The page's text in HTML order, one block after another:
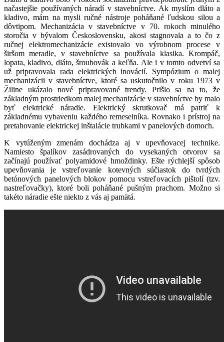
načastejšie používaných náradí v stavebníctve. Ak myslím dláto a
kladivo, mám na mysli ručné nástroje poháňané ľudskou silou a
dôvtipom. Mechanizácia v stavebníctve v 70. rokoch minulého
storočia v bývalom Československu, akosi stagnovala a to čo z
ručnej elektromechanizácie existovalo vo výrobnom procese v
širšom meradle, v stavebníctve sa používala klasika. Krompáč,
lopata, kladivo, dláto, šroubovák a keľňa. Ale i v tomto odvetví sa
už pripravovala rada elektrických inovácií. Sympózium o malej
mechanizácii v stavebníctve, ktoré sa uskutočnilo v roku 1973 v
Žiline ukázalo nové pripravované trendy. Prišlo sa na to, že
základným prostriedkom malej mechanizácie v stavebníctve by malo
byť elektrické náradie. Elektrický skrutkovač má patriť k
základnému vybaveniu každého remeselníka. Rovnako i prístroj na
pretahovanie elektrickej inštalácie trubkami v panelových domoch.
K vytúženým zmenám dochádza aj v upevňovacej technike.
Namiesto špalíkov zasádrovaných do vysekaných otvorov sa
začínajú používať polyamidové hmoždinky. Ešte rýchlejší spôsob
upevňovania je vstreľovanie kotevných súčiastok do tvrdých
betónových panelových blokov pomocu vstreľovacích pištolí (tzv.
nastreľovačky), ktoré boli poháňané pušným prachom. Možno si
takéto náradie ešte niekto z vás aj pamätá.